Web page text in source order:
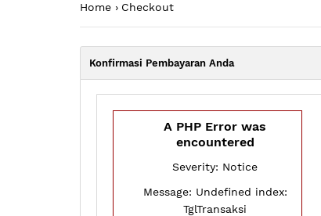
Home Checkout
Konfirmasi Pembayaran Anda
A PHP Error was
encountered
Severity: Notice
Message: Undefined index:
TglTransaksi